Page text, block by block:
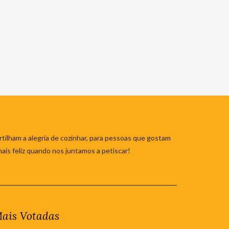
a alegria de cozinhar, para pessoas que gostam
feliz quando nos juntamos a petiscar!
Votadas